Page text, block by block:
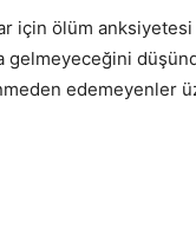
için ölüm anksiyetesi
gelmeyeceğini
edemeyenler